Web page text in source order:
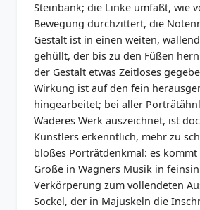
Steinbank; die Linke umfaßt, wie
Bewegung durchzittert, die
Gestalt ist in einen weiten,
gehüllt, der bis zu den Füßen
der Gestalt etwas Zeitloses
Wirkung ist auf den fein
hingearbeitet; bei aller
Waderes Werk auszeichnet, ist
Künstlers erkenntlich, mehr zu
bloßes Porträtdenkmal: es kommt
Große in Wagners Musik in
Verkörperung zum vollendeten
Sockel, der in Majuskeln die